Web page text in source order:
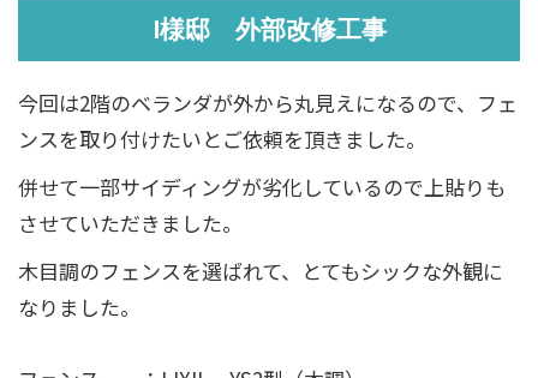
I様邸 外部改修工事
今回は2階のベランダが外から丸見えになるので、フェ
ンスを取り付けたいとご依頼を頂きました。
併せて一部サイディングが劣化しているので上貼りも
させていただきました。
木目調のフェンスを選ばれて、とてもシックな外観に
なりました。